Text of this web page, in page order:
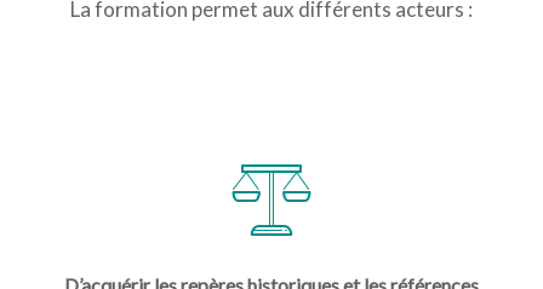
La formation permet aux différents acteurs :